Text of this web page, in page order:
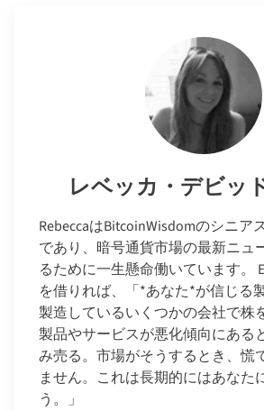
レベッカ・デビッ
RebeccaはBitcoinWisdomのシニア
であり、暗号通貨市場の最新ニュ
るために一生懸命働いています。
を借りれば、「*あなた*が信じる
製造しているいくつかの会社で株
製品やサービスが悪化傾向にある
み売る。市場がそうするとき、慌
ません。これは長期的にはあなた
う。」